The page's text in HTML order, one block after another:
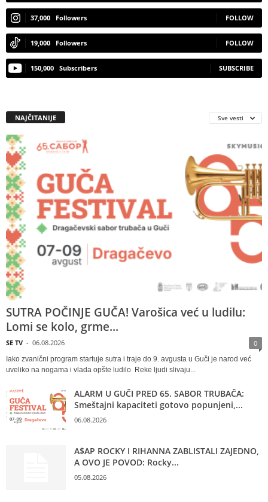
37,000 Followers FOLLOW
19,000 Followers FOLLOW
150,000 Subscribers SUBSCRIBE
NAJČITANIJE Sve vesti
SUTRA POČINJE GUČA! Varošica već u ludilu:
Lomi se kolo, grme...
SE TV - 06.08.2026 0
Iako zvanični program startuje sutra i traje do 9. avgusta u Guči je narod već
uveliko na nogama i vlada opšte ludilo Reke ljudi slivaju...
ALARM U GUČI PRED 65. SABOR TRUBAČA:
Smeštajni kapaciteti gotovo popunjeni,...
06.08.2026
A$AP ROCKY I RIHANNA ZABLISTALI ZAJEDNO,
A OVO JE POVOD: Rocky...
05.08.2026